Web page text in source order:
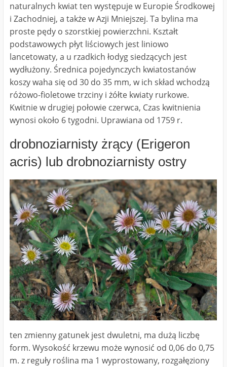
naturalnych kwiat ten występuje w Europie Środkowej
i Zachodniej, a także w Azji Mniejszej. Ta bylina ma
proste pędy o szorstkiej powierzchni. Kształt
podstawowych płyt liściowych jest liniowo
lancetowaty, a u rzadkich łodyg siedzących jest
wydłużony. Średnica pojedynczych kwiatostanów
koszy waha się od 30 do 35 mm, w ich skład wchodzą
różowo-fioletowe trzciny i żółte kwiaty rurkowe.
Kwitnie w drugiej połowie czerwca, Czas kwitnienia
wynosi około 6 tygodni. Uprawiana od 1759 r.
drobnoziarnisty żrący (Erigeron
acris) lub drobnoziarnisty ostry
ten zmienny gatunek jest dwuletni, ma dużą liczbę
form. Wysokość krzewu może wynosić od 0,06 do 0,75
m. z reguły roślina ma 1 wyprostowany, rozgałęziony